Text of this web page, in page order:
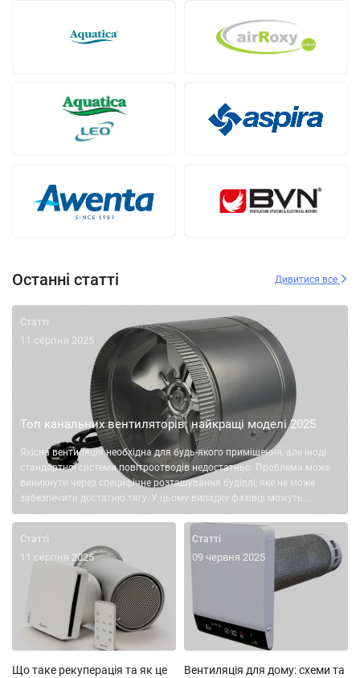
Останні статті Дивитися все
Статті
11 серпня 2025
Топ канальних вентиляторів: найкращі моделі 2025
Якісна вентиляція необхідна для будь-якого приміщення, але іноді
стандартної системи повітроотводів недостатньо. Проблема може
виникнути через специфічне розташування будівлі, яке не може
забезпечити достатню тягу. У цьому випадку фахівці можуть...
Статті
11 серпня 2025
Що таке рекуперація та як це
Статті
09 червня 2025
Вентиляція для дому: схеми та